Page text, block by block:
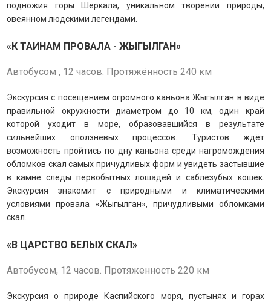
подножия горы Шеркала, уникальном творении природы,
овеянном людскими легендами.
«К ТАИНАМ ПРОВАЛА - ЖЫГЫЛГАН»
Автобусом , 12 часов. Протяжённость 240 км
Экскурсия с посещением огромного каньона Жыгылган в виде
правильной окружности диаметром до 10 км, один край
которой уходит в море, образовавшийся в результате
сильнейших оползневых процессов. Туристов ждёт
возможность пройтись по дну каньона среди нагромождения
обломков скал самых причудливых форм и увидеть застывшие
в камне следы первобытных лошадей и саблезубых кошек.
Экскурсия знакомит с природными и климатическими
условиями провала «Жыгылган», причудливыми обломками
скал.
«В ЦАРСТВО БЕЛЫХ СКАЛ»
Автобусом, 12 часов. Протяженность 220 км
Экскурсия о природе Каспийского моря, пустынях и горах